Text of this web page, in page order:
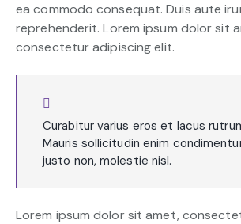
ea commodo consequat. Duis aute
reprehenderit. Lorem ipsum dolor sit
consectetur adipiscing elit.
Curabitur varius eros et lacus
Mauris sollicitudin enim
justo non, molestie nisl.
Lorem ipsum dolor sit amet,